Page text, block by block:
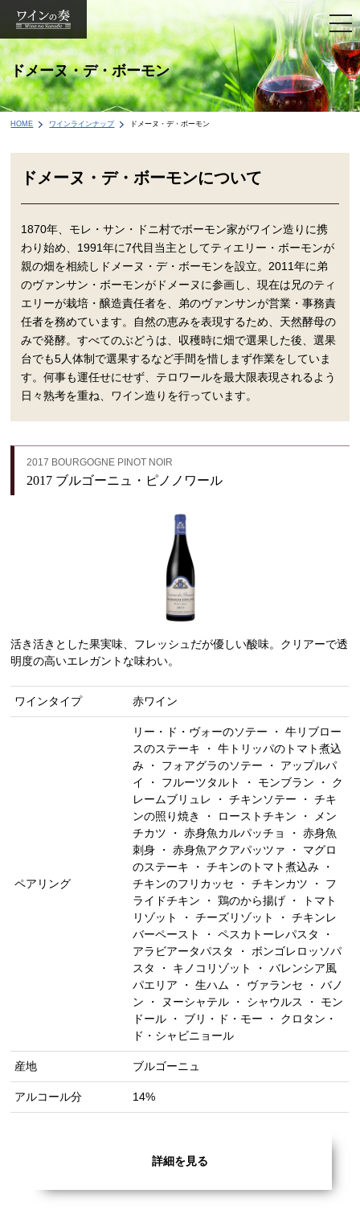
ドメーヌ・デ・ボーモン
HOME ワインラインナップ ドメーヌ・デ・ボーモン
ドメーヌ・デ・ボーモンについて
1870年、モレ・サン・ドニ村でボーモン家がワイン造りに携
わり始め、1991年に7代目当主としてティエリー・ボーモンが
親の畑を相続しドメーヌ・デ・ボーモンを設立。2011年に弟
のヴァンサン・ボーモンがドメーヌに参画し、現在は兄のティ
エリーが栽培・醸造責任者を、弟のヴァンサンが営業・事務責
任者を務めています。自然の恵みを表現するため、天然酵母の
みで発酵。すべてのぶどうは、収穫時に畑で選果した後、選果
台でも5人体制で選果するなど手間を惜しまず作業をしていま
す。何事も運任せにせず、テロワールを最大限表現されるよう
日々熟考を重ね、ワイン造りを行っています。
2017 BOURGOGNE PINOT NOIR
2017 ブルゴーニュ・ピノノワール
活き活きとした果実味、フレッシュだが優しい酸味。クリアーで透
明度の高いエレガントな味わい。
ワインタイプ 赤ワイン
ペアリング
リー・ド・ヴォーのソテー ・ 牛リブロー
スのステーキ ・ 牛トリッパのトマト煮込
み ・ フォアグラのソテー ・ アップルパ
イ ・ フルーツタルト ・ モンブラン ・ ク
レームブリュレ ・ チキンソテー ・ チキ
ンの照り焼き ・ ローストチキン ・ メン
チカツ ・ 赤身魚カルパッチョ ・ 赤身魚
刺身 ・ 赤身魚アクアパッツァ ・ マグロ
のステーキ ・ チキンのトマト煮込み ・
チキンのフリカッセ ・ チキンカツ ・ フ
ライドチキン ・ 鶏のから揚げ ・ トマト
リゾット ・ チーズリゾット ・ チキンレ
バーペースト ・ ペスカトーレパスタ ・
アラビアータパスタ ・ ボンゴレロッソパ
スタ ・ キノコリゾット ・ バレンシア風
パエリア ・ 生ハム ・ ヴァランセ ・ バノ
ン ・ ヌーシャテル ・ シャウルス ・ モン
ドール ・ ブリ・ド・モー ・ クロタン・
ド・シャビニョール
産地 ブルゴーニュ
アルコール分 14%
詳細を見る